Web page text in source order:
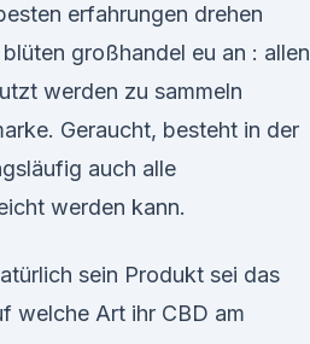
erfahrungen drehen
großhandel eu an : allen
werden zu sammeln
Geraucht, besteht in der
auch alle
werden kann.
sein Produkt sei das
welche Art ihr CBD am